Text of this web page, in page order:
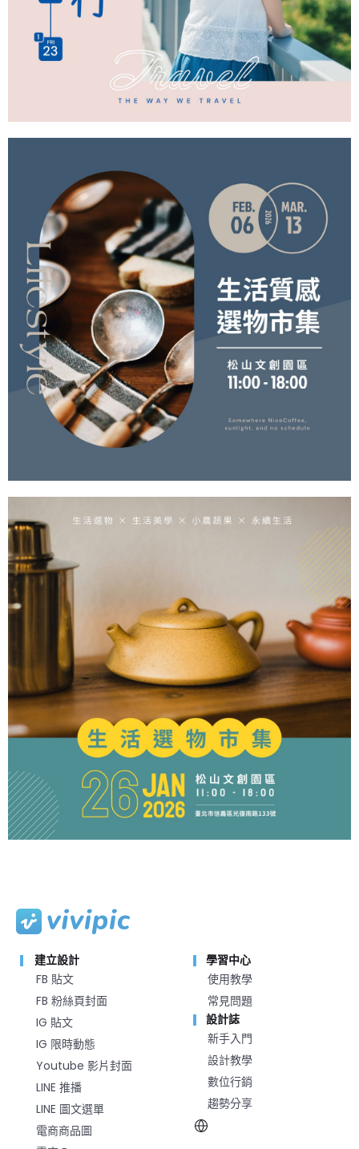
建立設計
FB 貼文
FB 粉絲頁封面
IG 貼文
IG 限時動態
Youtube 影片封面
LINE 推播
LINE 圖文選單
電商商品圖
學習中心
使用教學
常見問題
設計誌
新手入門
設計教學
數位行銷
趨勢分享